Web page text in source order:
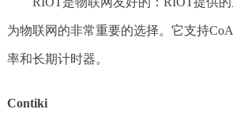
为物联网的非常重要的选择。它支持
率和长期计时器。
Contiki